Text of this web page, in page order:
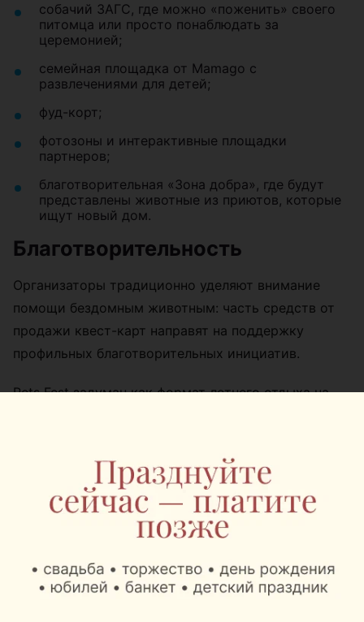
собачий ЗАГС, где можно «поженить» своего
питомца или просто понаблюдать за
церемонией;
семейная площадка от Mamago с
развлечениями для детей;
фуд-корт;
фотозоны и интерактивные площадки
партнеров;
благотворительная «Зона добра», где будут
представлены животные из приютов, которые
ищут новый дом.
Благотворительность
Организаторы традиционно уделяют внимание
помощи бездомным животным: часть средств от
продажи квест-карт направят на поддержку
профильных благотворительных инициатив.
Pets Fest задуман как формат летнего отдыха на
питомцем и познакомиться с миром животных
Что: Pets Fest 2026
Где: Lakeside Park, г. Минск, ул. Дисенская, 2П,
побережье Цнянского водохранилища